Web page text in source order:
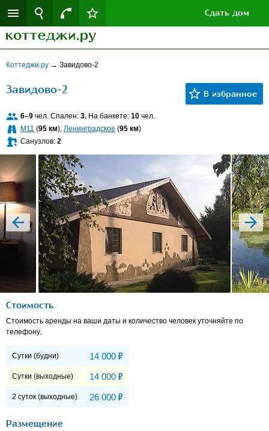
Сдать дом
Коттеджи.ру → Завидово-2
Завидово-2
6–9 чел. Спален: 3. На банкете: 10 чел.
M11 (95 км), Ленинградское (95 км)
Санузлов: 2
prev next
Стоимость
Стоимость аренды на ваши даты и количество человек уточняйте по
телефону.
Сутки (будни) 14 000 Р
Сутки (выходные) 14 000 Р
2 суток (выходные) 26 000 Р
Размещение